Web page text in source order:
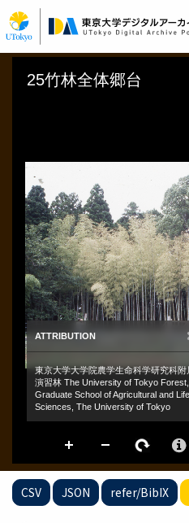
イ
ン
コ
CSV JSON refer/BibIX